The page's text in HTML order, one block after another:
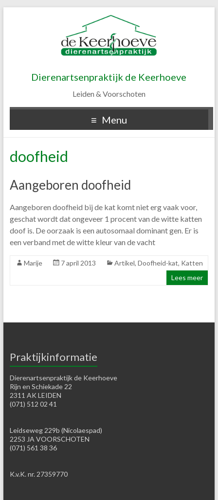
Dierenartsenpraktijk de Keerhoeve
Leiden & Voorschoten
Menu
doofheid
Aangeboren doofheid
Aangeboren doofheid bij de kat komt niet erg vaak voor,
geschat wordt dat ongeveer 1 procent van de witte katten
doof is. De oorzaak is een autosomaal dominant gen. Er is
een verband met de witte kleur van de vacht
Marije 7 april 2013 Artikel, Doofheid-kat, Katten
Lees meer
Praktijkinformatie
Dierenartsenpraktijk de Keerhoeve
Rijn en Schiekade 22
2311 AK LEIDEN
(071) 512 02 41
Leidseweg 229b (Nicolaespad)
2253 JA VOORSCHOTEN
(071) 561 38 36
K.v.K. nr. 27359770